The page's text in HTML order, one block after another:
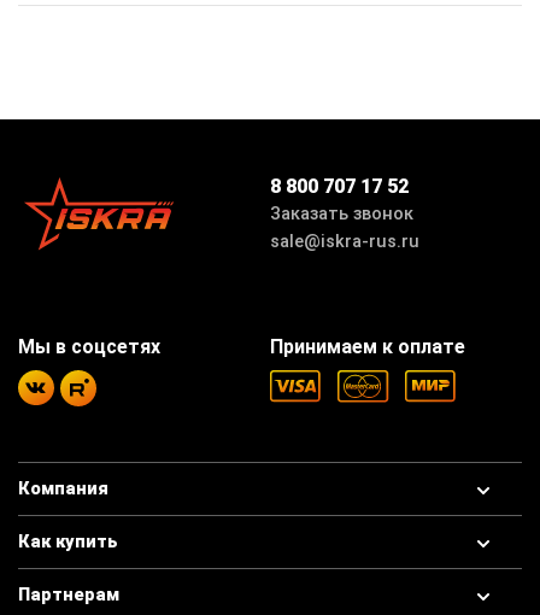
8 800 707 17 52
Заказать звонок
sale@iskra-rus.ru
Компания
Как купить
Партнерам
Принимаем к оплате
Мы в соцсетях